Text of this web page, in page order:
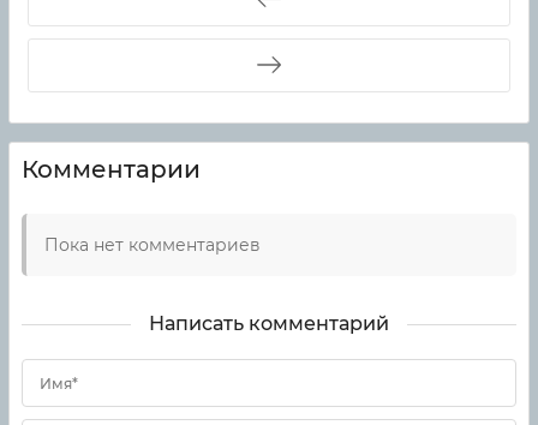
Комментарии
Пока нет комментариев
Написать комментарий
Имя*